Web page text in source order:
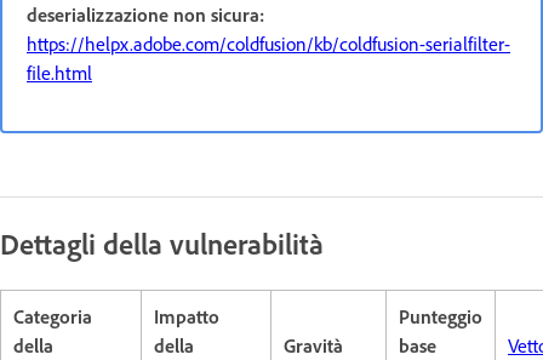
deserializzazione non sicura:
https://helpx.adobe.com/coldfusion/kb/coldfusion-serialfilter-
file.html
Dettagli della vulnerabilità
Categoria
della
Impatto
della
Gravità
Punteggio
base